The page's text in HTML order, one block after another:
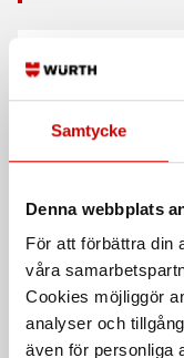
Samtycke
Denna webbplats
För att förbättra din
våra
Cookies möjliggör
analyser och
även för personliga
Däckventil
Lasermärkta med
tillverkningsdatum. DIN